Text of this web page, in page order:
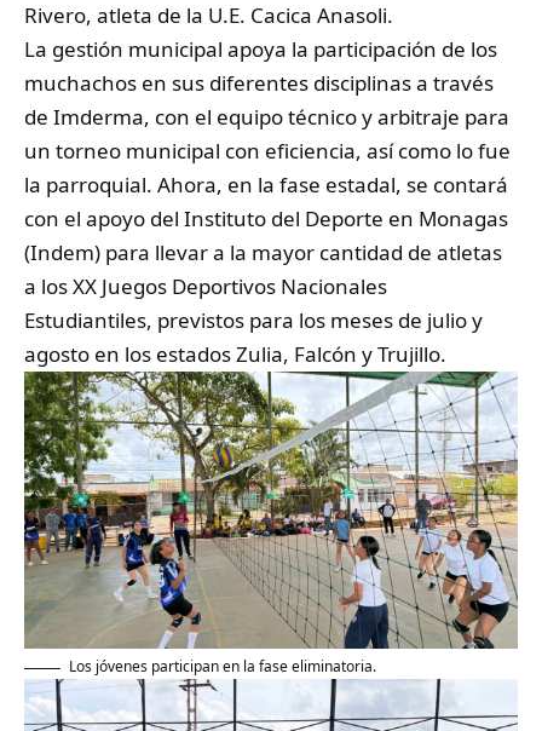
Rivero, atleta de la U.E. Cacica Anasoli.
La gestión municipal apoya la participación de los
muchachos en sus diferentes disciplinas a través
de Imderma, con el equipo técnico y arbitraje para
un torneo municipal con eficiencia, así como lo fue
la parroquial. Ahora, en la fase estadal, se contará
con el apoyo del Instituto del Deporte en Monagas
(Indem) para llevar a la mayor cantidad de atletas
a los XX Juegos Deportivos Nacionales
Estudiantiles, previstos para los meses de julio y
agosto en los estados Zulia, Falcón y Trujillo.
Los jóvenes participan en la fase eliminatoria.